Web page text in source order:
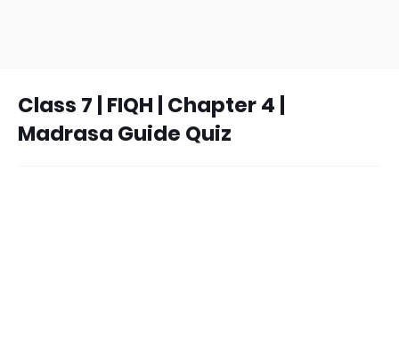
Class 7 | FIQH | Chapter 4 |
Madrasa Guide Quiz